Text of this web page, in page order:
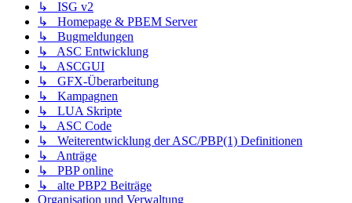
↳ ISG v2
↳ Homepage & PBEM Server
↳ Bugmeldungen
↳ ASC Entwicklung
↳ ASCGUI
↳ GFX-Überarbeitung
↳ Kampagnen
↳ LUA Skripte
↳ ASC Code
↳ Weiterentwicklung der ASC/PBP(1) Definitionen
↳ Anträge
↳ PBP online
↳ alte PBP2 Beiträge
Organisation und Verwaltung